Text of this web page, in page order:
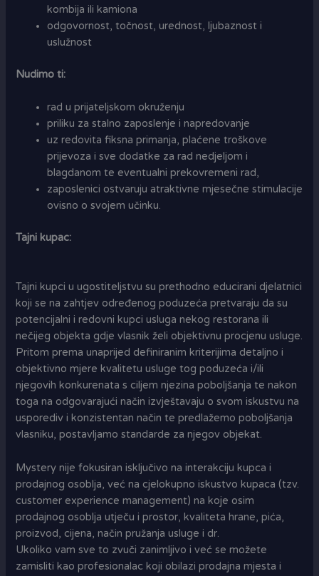
kombija ili kamiona
odgovornost, točnost, urednost, ljubaznost i
uslužnost
Nudimo ti:
rad u prijateljskom okruženju
priliku za stalno zaposlenje i napredovanje
uz redovita fiksna primanja, plaćene troškove
prijevoza i sve dodatke za rad nedjeljom i
blagdanom te eventualni prekovremeni rad,
zaposlenici ostvaruju atraktivne mjesečne stimulacije
ovisno o svojem učinku.
Tajni kupac:
Tajni kupci u ugostiteljstvu su prethodno educirani djelatnici
koji se na zahtjev određenog poduzeća pretvaraju da su
potencijalni i redovni kupci usluga nekog restorana ili
nečijeg objekta gdje vlasnik želi objektivnu procjenu usluge.
Pritom prema unaprijed definiranim kriterijima detaljno i
objektivno mjere kvalitetu usluge tog poduzeća i/ili
njegovih konkurenata s ciljem njezina poboljšanja te nakon
toga na odgovarajući način izvještavaju o svom iskustvu na
usporediv i konzistentan način te predlažemo poboljšanja
vlasniku, postavljamo standarde za njegov objekat.
Mystery nije fokusiran isključivo na interakciju kupca i
prodajnog osoblja, već na cjelokupno iskustvo kupaca (tzv.
customer experience management) na koje osim
prodajnog osoblja utječu i prostor, kvaliteta hrane, pića,
proizvod, cijena, način pružanja usluge i dr.
Ukoliko vam sve to zvuči zanimljivo i već se možete
zamisliti kao profesionalac koji obilazi prodajna mjesta i